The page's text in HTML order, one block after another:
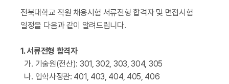
전북대학교 직원 채용시험 서류전형 합격자 및 면접시험
일정을 다음과 같이 알려드립니다.
1.서류전형 합격자
가. 기술원(전산): 301, 302, 303, 304, 305
나. 입학사정관: 401, 403, 404, 405, 406